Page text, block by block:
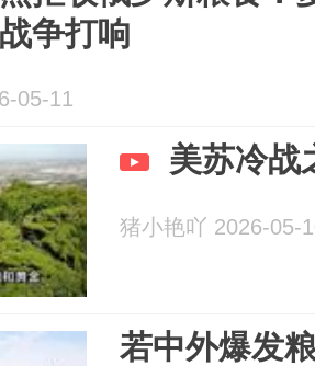
争打响
05-11
美苏冷战
猪小艳吖 2026-05-
若中外爆发